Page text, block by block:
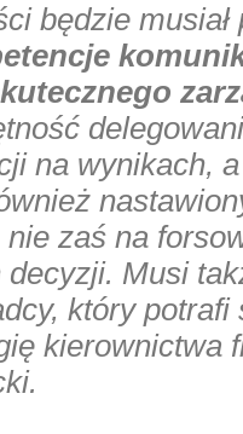
będzie
na wynikach,
nie zaś na
Musi
który potrafi
kierownictwa